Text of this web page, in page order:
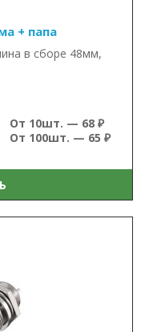
+ папа
в сборе 48мм,
От 10шт. — 68 ₽
От 100шт. — 65 ₽